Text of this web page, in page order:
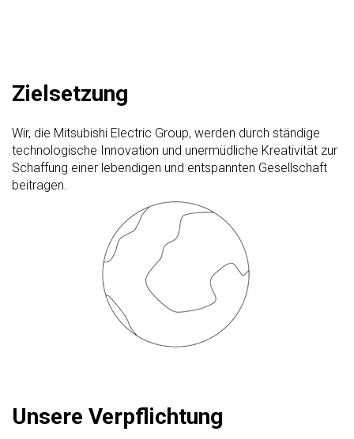
Zielsetzung
Wir, die Mitsubishi Electric Group, werden durch ständige
technologische Innovation und unermüdliche Kreativität zur
Schaffung einer lebendigen und entspannten Gesellschaft
beitragen.
Unsere Verpflichtung